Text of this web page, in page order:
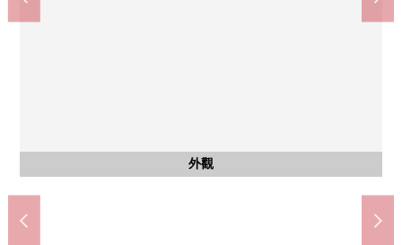
外觀
外觀
外觀
外觀
含有前面道路的外觀
外觀
外觀
含有前面道路的外觀
外觀
外觀
外觀
外觀
含有前面道路的外觀
外觀
含有前面道路的外觀
庄内小學(約210m)